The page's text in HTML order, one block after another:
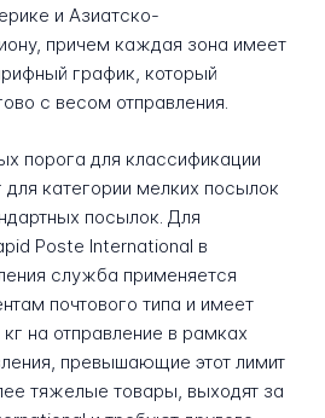
и Азиатско-
причем каждая зона имеет
график, который
с весом отправления.
порога для классификации
категории мелких посылок
посылок. Для
Poste International в
служба применяется
почтового типа и имеет
на отправление в рамках
превышающие этот лимит
тяжелые товары, выходят за